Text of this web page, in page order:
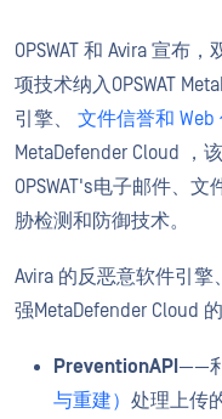
OPSWAT 和 Avira 宣布
项技术纳入OPSWAT
引擎、
文件信誉和 Web
MetaDefender Cloud ，
OPSWAT's电子邮件、
胁检测和防御技术。
Avira 的反恶意软件引
强MetaDefender Cloud
PreventionAPI ——
与重建） 处理上传